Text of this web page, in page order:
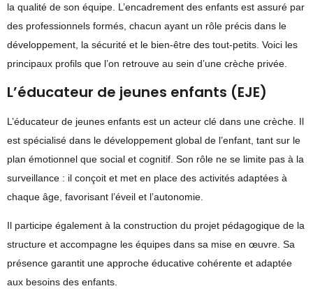
la qualité de son équipe. L’encadrement des enfants est assuré par
des professionnels formés, chacun ayant un rôle précis dans le
développement, la sécurité et le bien-être des tout-petits. Voici les
principaux profils que l’on retrouve au sein d’une crèche privée.
L’éducateur de jeunes enfants (EJE)
L’éducateur de jeunes enfants est un acteur clé dans une crèche. Il
est spécialisé dans le développement global de l’enfant, tant sur le
plan émotionnel que social et cognitif. Son rôle ne se limite pas à la
surveillance : il conçoit et met en place des activités adaptées à
chaque âge, favorisant l’éveil et l’autonomie.
Il participe également à la construction du projet pédagogique de la
structure et accompagne les équipes dans sa mise en œuvre. Sa
présence garantit une approche éducative cohérente et adaptée
aux besoins des enfants.